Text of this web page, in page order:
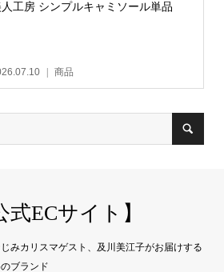
人工房 シンプルキャミソール単品
商品
ECサイト】
みカリスマゲスト、及川美江子がお届けする
ブランド